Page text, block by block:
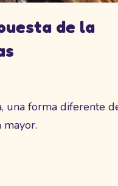
de la
una forma diferente